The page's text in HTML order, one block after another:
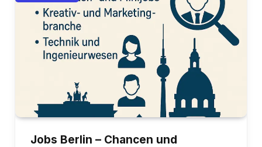
Jobs Berlin – Chancen und